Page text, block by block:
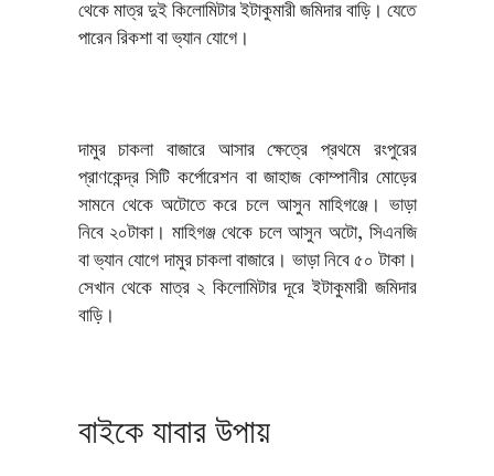
থেকে মাত্র দুই কিলোমিটার ইটাকুমারী জমিদার বাড়ি। যেতে
পারেন রিকশা বা ভ্যান যোগে।
দামুর চাকলা বাজারে আসার ক্ষেত্রে প্রথমে রংপুরের
প্রাণকেন্দ্র সিটি কর্পোরেশন বা জাহাজ কোম্পানীর মোড়ের
সামনে থেকে অটোতে করে চলে আসুন মাহিগঞ্জে। ভাড়া
নিবে ২০টাকা। মাহিগঞ্জ থেকে চলে আসুন অটো, সিএনজি
বা ভ্যান যোগে দামুর চাকলা বাজারে। ভাড়া নিবে ৫০ টাকা।
সেখান থেকে মাত্র ২ কিলোমিটার দূরে ইটাকুমারী জমিদার
বাড়ি।
বাইকে যাবার উপায়